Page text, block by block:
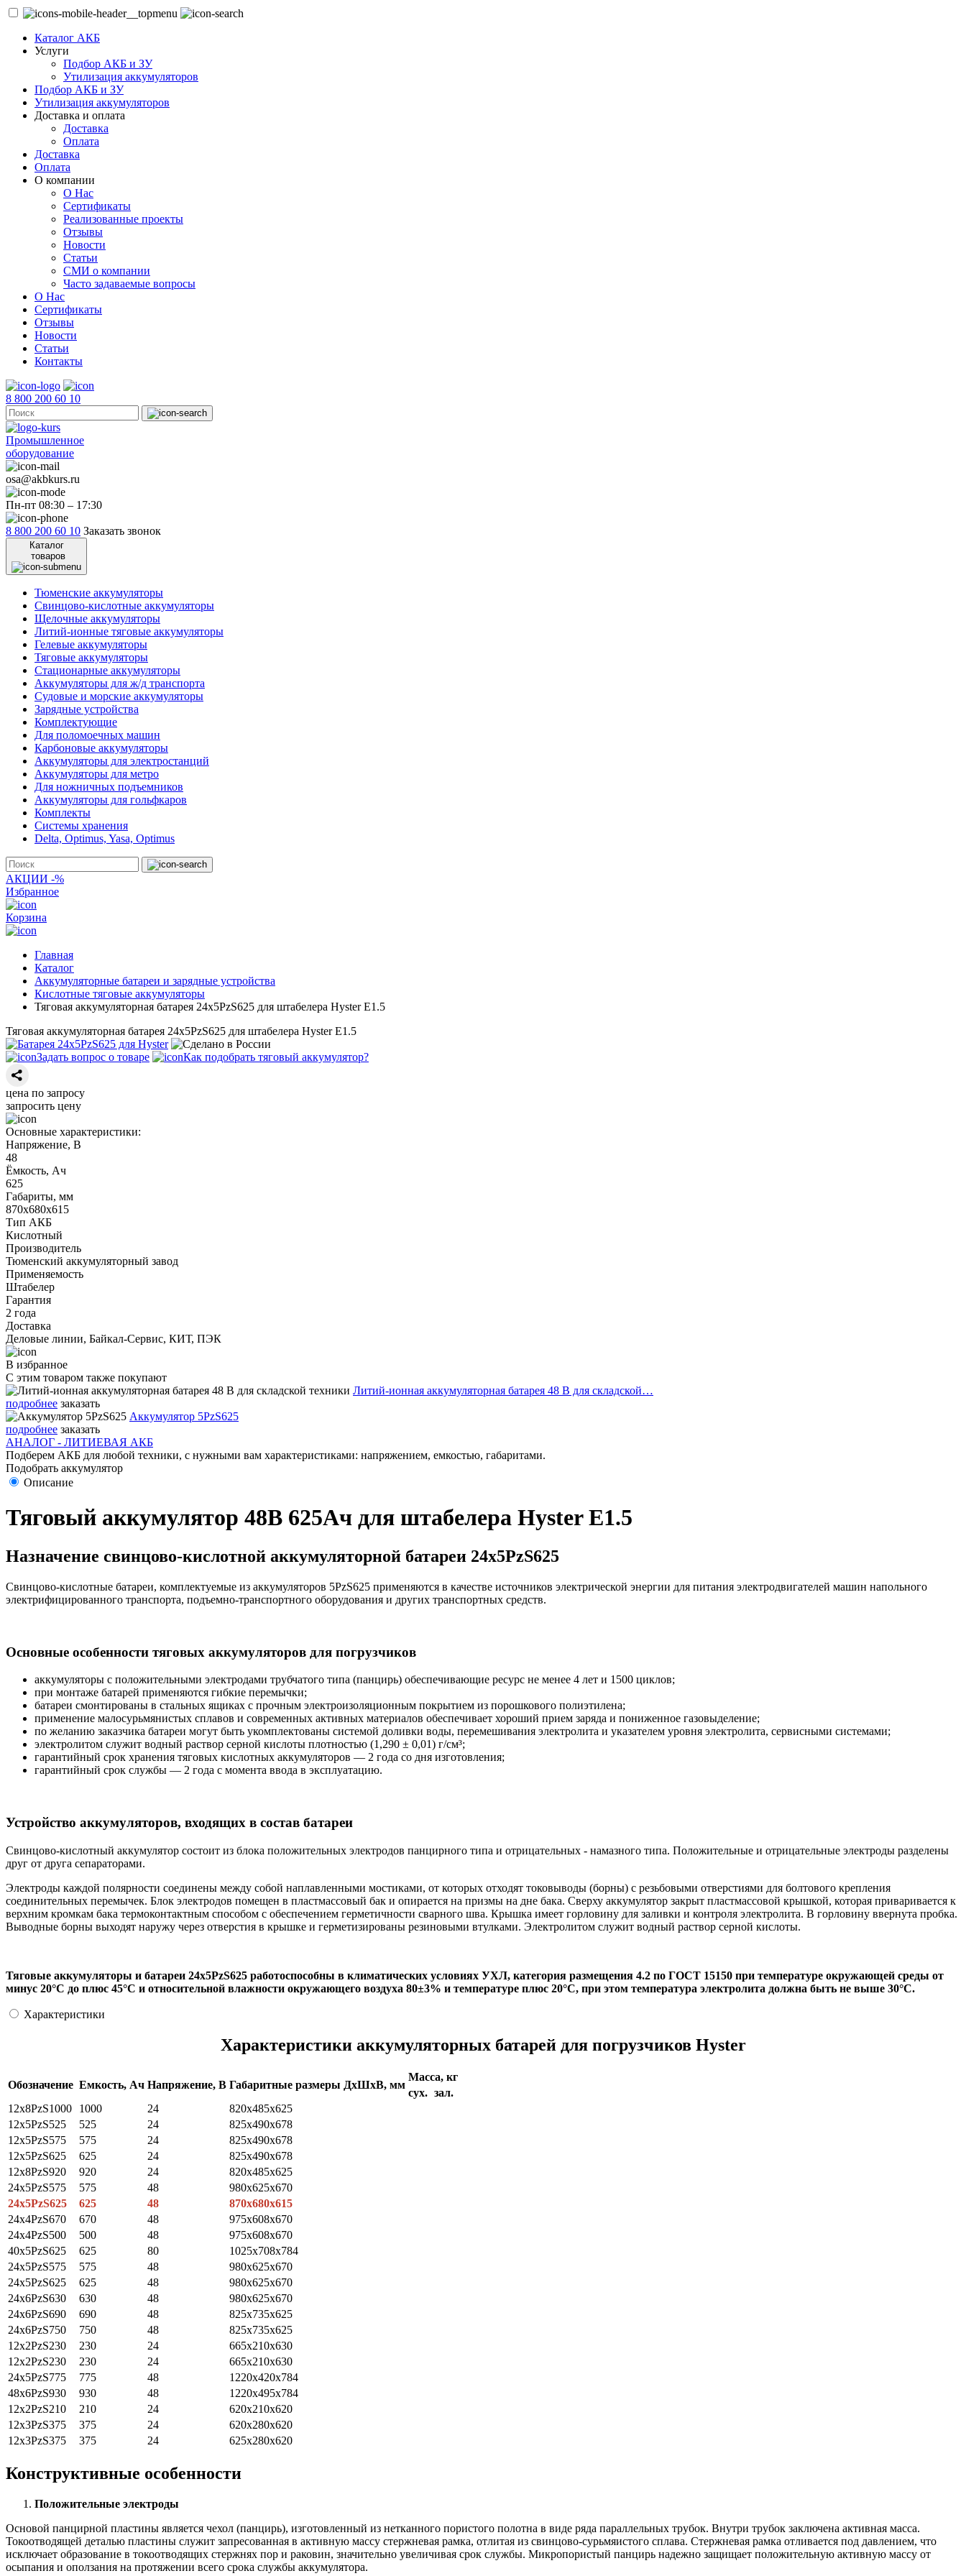
Каталог АКБ
Услуги
Подбор АКБ и ЗУ
Утилизация аккумуляторов
Подбор АКБ и ЗУ
Утилизация аккумуляторов
Доставка и оплата
Доставка
Оплата
Доставка
Оплата
О компании
О Нас
Сертификаты
Реализованные проекты
Отзывы
Новости
Статьи
СМИ о компании
Часто задаваемые вопросы
О Нас
Сертификаты
Отзывы
Новости
Статьи
Контакты
8 800 200 60 10
Промышленное
оборудование
osa@akbkurs.ru
Пн-пт 08:30 – 17:30
8 800 200 60 10 Заказать звонок
Каталог
товаров
Тюменские аккумуляторы
Свинцово-кислотные аккумуляторы
Щелочные аккумуляторы
Литий-ионные тяговые аккумуляторы
Гелевые аккумуляторы
Тяговые аккумуляторы
Стационарные аккумуляторы
Аккумуляторы для ж/д транспорта
Судовые и морские аккумуляторы
Зарядные устройства
Комплектующие
Для поломоечных машин
Карбоновые аккумуляторы
Аккумуляторы для электростанций
Аккумуляторы для метро
Для ножничных подъемников
Аккумуляторы для гольфкаров
Комплекты
Системы хранения
Delta, Optimus, Yasa, Optimus
АКЦИИ -%
Избранное
Корзина
Главная
Каталог
Аккумуляторные батареи и зарядные устройства
Кислотные тяговые аккумуляторы
Тяговая аккумуляторная батарея 24х5PzS625 для штабелера Hyster E1.5
Тяговая аккумуляторная батарея 24х5PzS625 для штабелера Hyster E1.5
Задать вопрос о товаре Как подобрать тяговый аккумулятор?
цена по запросу
запросить цену
Основные характеристики:
Напряжение, В
48
Ёмкость, Ач
625
Габариты, мм
870х680х615
Тип АКБ
Кислотный
Производитель
Тюменский аккумуляторный завод
Применяемость
Штабелер
Гарантия
2 года
Доставка
Деловые линии, Байкал-Сервис, КИТ, ПЭК
В избранное
С этим товаром также покупают
Литий-ионная аккумуляторная батарея 48 В для складской…
подробнее заказать
Аккумулятор 5PzS625
подробнее заказать
АНАЛОГ - ЛИТИЕВАЯ АКБ
Подберем АКБ для любой техники, с нужными вам характеристиками: напряжением, емкостью, габаритами.
Подобрать аккумулятор
Описание
Тяговый аккумулятор 48В 625Ач для штабелера Hyster E1.5
Назначение свинцово-кислотной аккумуляторной батареи 24х5PzS625
Свинцово-кислотные батареи, комплектуемые из аккумуляторов 5PzS625 применяются в качестве источников электрической энергии для питания электродвигателей машин напольного
электрифицированного транспорта, подъемно-транспортного оборудования и других транспортных средств.
Основные особенности тяговых аккумуляторов для погрузчиков
аккумуляторы с положительными электродами трубчатого типа (панцирь) обеспечивающие ресурс не менее 4 лет и 1500 циклов;
при монтаже батарей применяются гибкие перемычки;
батареи смонтированы в стальных ящиках с прочным электроизоляционным покрытием из порошкового полиэтилена;
применение малосурьмянистых сплавов и современных активных материалов обеспечивает хороший прием заряда и пониженное газовыделение;
по желанию заказчика батареи могут быть укомплектованы системой доливки воды, перемешивания электролита и указателем уровня электролита, сервисными системами;
электролитом служит водный раствор серной кислоты плотностью (1,290 ± 0,01) г/см³;
гарантийный срок хранения тяговых кислотных аккумуляторов — 2 года со дня изготовления;
гарантийный срок службы — 2 года с момента ввода в эксплуатацию.
Устройство аккумуляторов, входящих в состав батареи
Свинцово-кислотный аккумулятор состоит из блока положительных электродов панцирного типа и отрицательных - намазного типа. Положительные и отрицательные электроды разделены
друг от друга сепараторами.
Электроды каждой полярности соединены между собой наплавленными мостиками, от которых отходят токовыводы (борны) с резьбовыми отверстиями для болтового крепления
соединительных перемычек. Блок электродов помещен в пластмассовый бак и опирается на призмы на дне бака. Сверху аккумулятор закрыт пластмассовой крышкой, которая приваривается к
верхним кромкам бака термоконтактным способом с обеспечением герметичности сварного шва. Крышка имеет горловину для заливки и контроля электролита. В горловину ввернута пробка.
Выводные борны выходят наружу через отверстия в крышке и герметизированы резиновыми втулками. Электролитом служит водный раствор серной кислоты.
Тяговые аккумуляторы и батареи 24х5PzS625 работоспособны в климатических условиях УХЛ, категория размещения 4.2 по ГОСТ 15150 при температуре окружающей среды от
минус 20°С до плюс 45°С и относительной влажности окружающего воздуха 80±3% и температуре плюс 20°С, при этом температура электролита должна быть не выше 30°С.
Характеристики
Характеристики аккумуляторных батарей для погрузчиков Hyster
Обозначение Емкость, Ач Напряжение, В Габаритные размеры ДхШхВ, мм
Масса, кг
сух. зал.
12х8PzS1000
1000 24
820x485x625
12x5PzS525
525 24
825x490x678
12x5PzS575
575 24
825x490x678
12x5PzS625
625 24
825x490x678
12x8PzS920
920 24
820x485x625
24x5PzS575
575 48
980x625x670
24x5PzS625
625 48
870x680x615
24x4PzS670
670 48
975x608x670
24x4PzS500
500 48
975x608x670
40x5PzS625
625 80
1025x708x784
24x5PzS575
575 48
980x625x670
24x5PzS625
625 48
980x625x670
24x6PzS630
630 48
980x625x670
24x6PzS690
690 48
825x735x625
24x6PzS750
750 48
825x735x625
12x2PzS230
230 24
665x210x630
12x2PzS230
230 24
665x210x630
24x5PzS775
775 48
1220x420x784
48x6PzS930
930 48
1220x495x784
12x2PzS210
210 24
620x210x620
12x3PzS375
375 24
620х280х620
12x3PzS375
375 24 625x280x620
Конструктивные особенности
Положительные электроды
Основой панцирной пластины является чехол (панцирь), изготовленный из нетканного пористого полотна в виде ряда параллельных трубок. Внутри трубок заключена активная масса.
Токоотводящей деталью пластины служит запресованная в активную массу стержневая рамка, отлитая из свинцово-сурьмяистого сплава. Стержневая рамка отливается под давлением, что
исключает образование в токоотводящих стержнях пор и раковин, значительно увеличивая срок службы. Микропористый панцирь надежно защищает положительную активную массу от
осыпания и оползания на протяжении всего срока службы аккумулятора.